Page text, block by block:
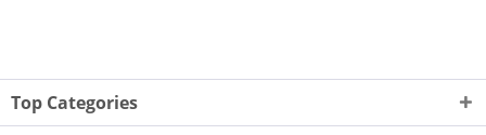
Top Categories